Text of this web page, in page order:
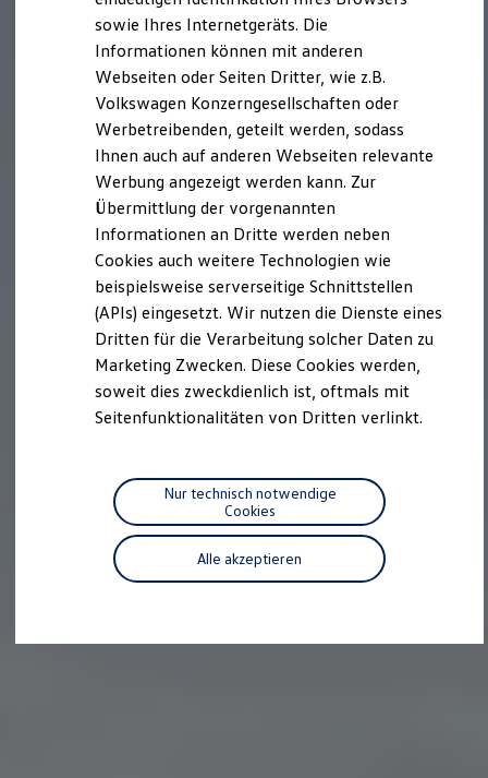
Volkswagen R und R Experience
R-Modelle
R Experience
Driving Experience
Werkbesichtigung
Factory visit
Lifestyle Shop
Golf Kollektion
ID. Kollektion
Volkswagen Kollektion
GTI Kollektion
Fußball Drop
we drive football
#wedriveproud
Besitzer und Service
myVolkswagen
Software Updates
Inspektion und HU/AU
Räder und Reifen
Pannen- und Unfallhilfe
Economy Service
Volkswagen Teile
Zubehör
Modellspezifisches Zubehör
Entertainment und Elektronik
sowie Ihres Internetgeräts. Die
Informationen können mit anderen
Webseiten oder Seiten Dritter, wie z.B.
Volkswagen Konzerngesellschaften oder
Werbetreibenden, geteilt werden, sodass
Ihnen auch auf anderen Webseiten relevante
Werbung angezeigt werden kann. Zur
Übermittlung der vorgenannten
Informationen an Dritte werden neben
Cookies auch weitere Technologien wie
beispielsweise serverseitige Schnittstellen
(APIs) eingesetzt. Wir nutzen die Dienste eines
Dritten für die Verarbeitung solcher Daten zu
Marketing Zwecken. Diese Cookies werden,
soweit dies zweckdienlich ist, oftmals mit
Seitenfunktionalitäten von Dritten verlinkt.
Alle akzeptieren
Nur technisch notwendige
Cookies